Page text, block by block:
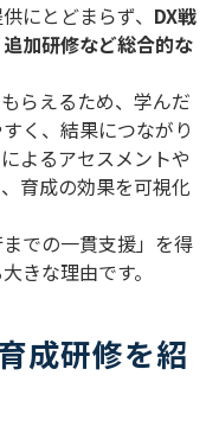
にとどまらず、 DX戦
加研修など総合的な
らえるため、学んだ
く、結果につながり
よるアセスメントや
育成の効果を可視化
での一貫支援」を得
きな理由です。
成研修を紹